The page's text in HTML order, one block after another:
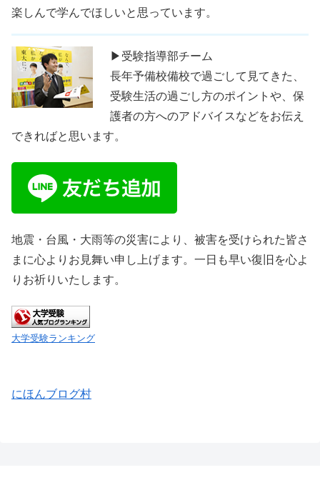
楽しんで学んでほしいと思っています。
▶受験指導部チーム
長年予備校備校で過ごして見てきた、
受験生活の過ごし方のポイントや、保
護者の方へのアドバイスなどをお伝え
できればと思います。
地震・台風・大雨等の災害により、被害を受けられた皆さ
まに心よりお見舞い申し上げます。一日も早い復旧を心よ
りお祈りいたします。
大学受験ランキング
にほんブログ村